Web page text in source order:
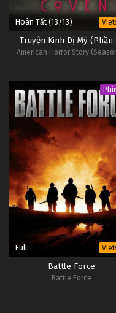
Hoàn Tất (13/13)
Truyện Kinh Dị Mỹ (Phần
American Horror Story
Full
Battle Force
Battle Force